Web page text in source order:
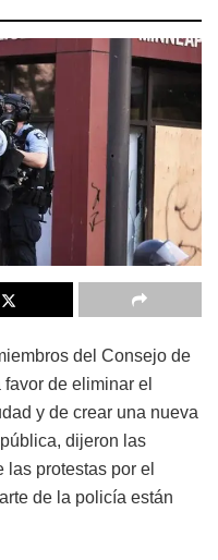
del Consejo de
de eliminar el
y de crear una nueva
dijeron las
protestas por el
de la policía están